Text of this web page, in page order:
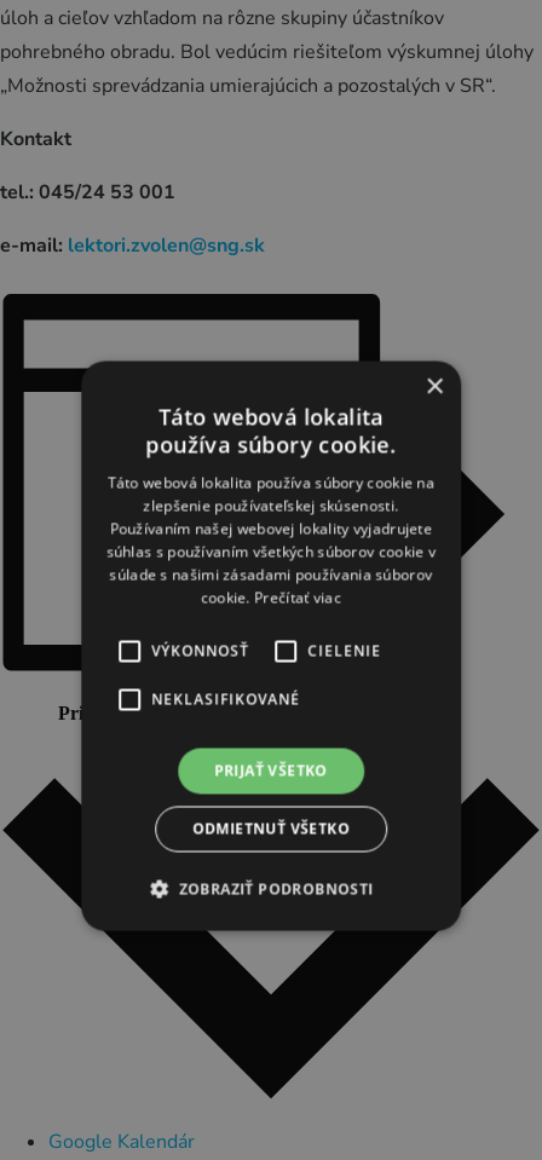
úloh a cieľov vzhľadom na rôzne skupiny účastníkov
pohrebného obradu. Bol vedúcim riešiteľom výskumnej úlohy
„Možnosti sprevádzania umierajúcich a pozostalých v SR“.
Kontakt
tel.: 045/24 53 001
e-mail: lektori.zvolen@sng.sk
Pridať do kalendára
Google Kalendár
×
Táto webová lokalita
používa súbory cookie.
Táto webová lokalita používa súbory cookie na
zlepšenie používateľskej skúsenosti.
Používaním našej webovej lokality vyjadrujete
súhlas s používaním všetkých súborov cookie v
súlade s našimi zásadami používania súborov
cookie. Prečítať viac
VÝKONNOSŤ CIELENIE
NEKLASIFIKOVANÉ
PRIJAŤ VŠETKO
ODMIETNUŤ VŠETKO
ZOBRAZIŤ PODROBNOSTI